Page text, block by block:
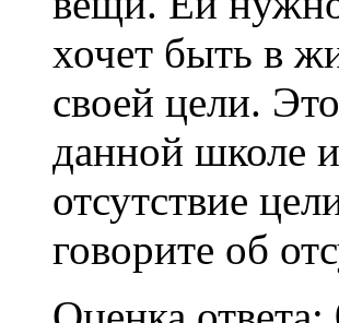
хочет быть в
своей цели.
данной школе
отсутствие
говорите об